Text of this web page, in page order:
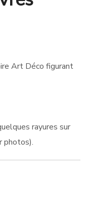
Art Déco figurant
rayures sur
photos).